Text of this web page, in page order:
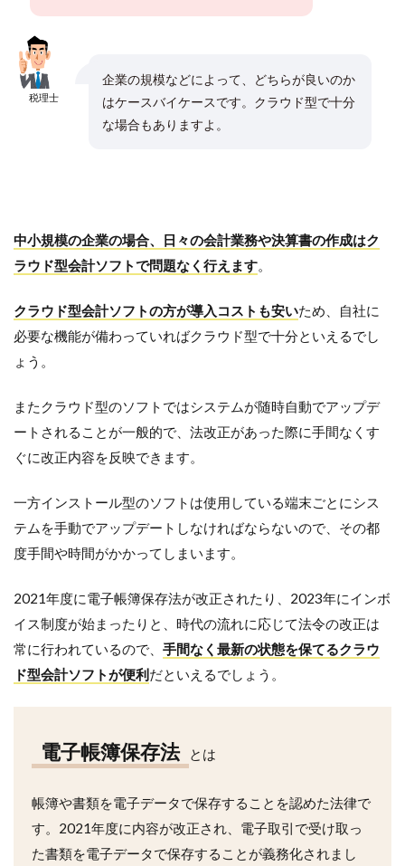
税理士
企業の規模などによって、どちらが良いのか
はケースバイケースです。クラウド型で十分
な場合もありますよ。
中小規模の企業の場合、日々の会計業務や決算書の作成はク
ラウド型会計ソフトで問題なく行えます。
クラウド型会計ソフトの方が導入コストも安いため、自社に
必要な機能が備わっていればクラウド型で十分といえるでし
ょう。
またクラウド型のソフトではシステムが随時自動でアップデ
ートされることが一般的で、法改正があった際に手間なくす
ぐに改正内容を反映できます。
一方インストール型のソフトは使用している端末ごとにシス
テムを手動でアップデートしなければならないので、その都
度手間や時間がかかってしまいます。
2021年度に電子帳簿保存法が改正されたり、2023年にインボ
イス制度が始まったりと、時代の流れに応じて法令の改正は
常に行われているので、 手間なく最新の状態を保てるクラウ
ド型会計ソフトが便利だといえるでしょう。
電子帳簿保存法 とは
帳簿や書類を電子データで保存することを認めた法律で
す。2021年度に内容が改正され、電子取引で受け取っ
た書類を電子データで保存することが義務化されまし